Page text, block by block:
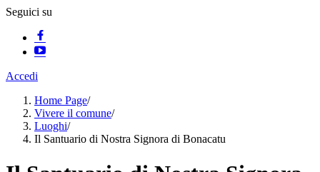
Seguici su
Accedi
Home Page/
Vivere il comune/
Luoghi/
Il Santuario di Nostra Signora di Bonacatu